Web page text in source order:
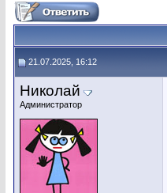
21.07.2025, 16:12
Николай
Администратор